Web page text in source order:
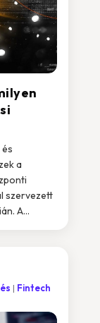
a
szervezett
A...
Fintech